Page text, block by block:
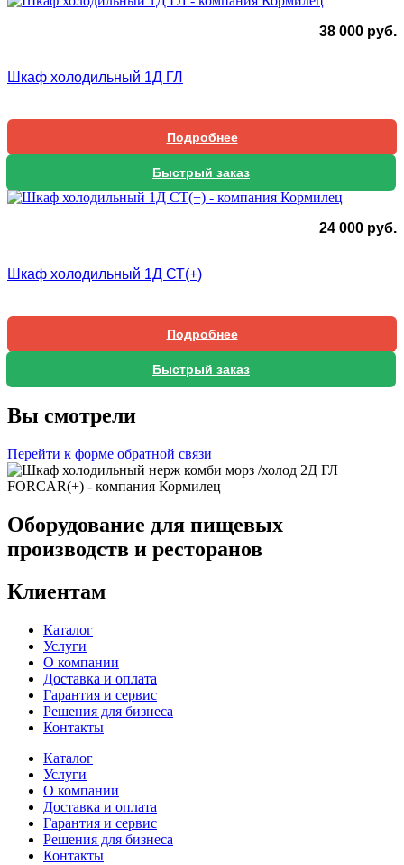
38 000 руб.
Шкаф холодильный 1Д ГЛ
Подробнее
Быстрый заказ
24 000 руб.
Шкаф холодильный 1Д СТ(+)
Подробнее
Быстрый заказ
Вы смотрели
Перейти к форме обратной связи
Оборудование для пищевых
производств и ресторанов
Клиентам
Каталог
Услуги
О компании
Доставка и оплата
Гарантия и сервис
Решения для бизнеса
Контакты
Каталог
Услуги
О компании
Доставка и оплата
Гарантия и сервис
Решения для бизнеса
Контакты